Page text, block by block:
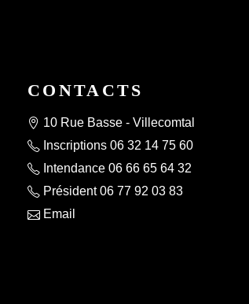
CONTACTS
10 Rue Basse - Villecomtal
Inscriptions 06 32 14 75 60
Intendance 06 66 65 64 32
Président 06 77 92 03 83
Email